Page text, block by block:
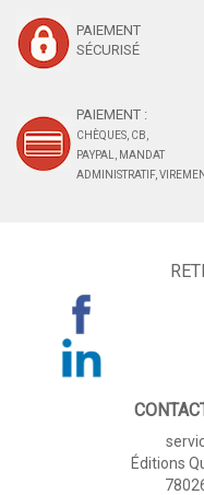
PAIEMENT
SÉCURISÉ
PAIEMENT :
CHÈQUES, CB,
PAYPAL, MANDAT
ADMINISTRATIF,
Éditions